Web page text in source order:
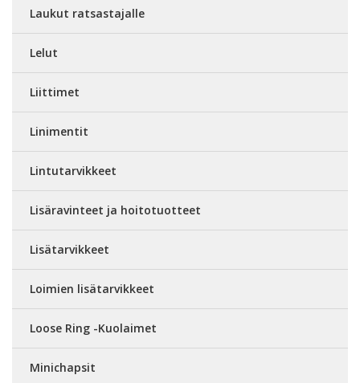
Laukut ratsastajalle
Lelut
Liittimet
Linimentit
Lintutarvikkeet
Lisäravinteet ja hoitotuotteet
Lisätarvikkeet
Loimien lisätarvikkeet
Loose Ring -Kuolaimet
Minichapsit